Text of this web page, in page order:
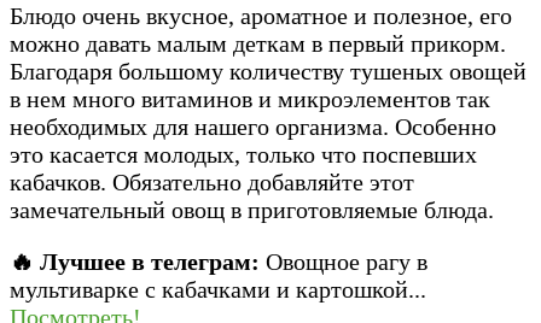
Блюдо очень вкусное, ароматное и полезное, его
можно давать малым деткам в первый прикорм.
Благодаря большому количеству тушеных овощей
в нем много витаминов и микроэлементов так
необходимых для нашего организма. Особенно
это касается молодых, только что поспевших
кабачков. Обязательно добавляйте этот
замечательный овощ в приготовляемые блюда.
🔥 Лучшее в телеграм: Овощное рагу в
мультиварке с кабачками и картошкой...
Посмотреть!